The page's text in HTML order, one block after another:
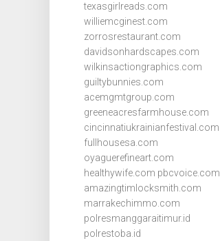
texasgirlreads.com
williemcginest.com
zorrosrestaurant.com
davidsonhardscapes.com
wilkinsactiongraphics.com
guiltybunnies.com
acemgmtgroup.com
greeneacresfarmhouse.com
cincinnatiukrainianfestival.com
fullhousesa.com
oyaguerefineart.com
healthywife.com pbcvoice.com
amazingtimlocksmith.com
marrakechimmo.com
polresmanggaraitimur.id
polrestoba.id